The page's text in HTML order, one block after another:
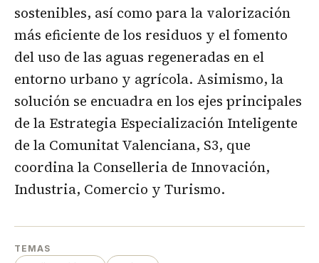
sostenibles, así como para la valorización
más eficiente de los residuos y el fomento
del uso de las aguas regeneradas en el
entorno urbano y agrícola. Asimismo, la
solución se encuadra en los ejes principales
de la Estrategia Especialización Inteligente
de la Comunitat Valenciana, S3, que
coordina la Conselleria de Innovación,
Industria, Comercio y Turismo.
TEMAS